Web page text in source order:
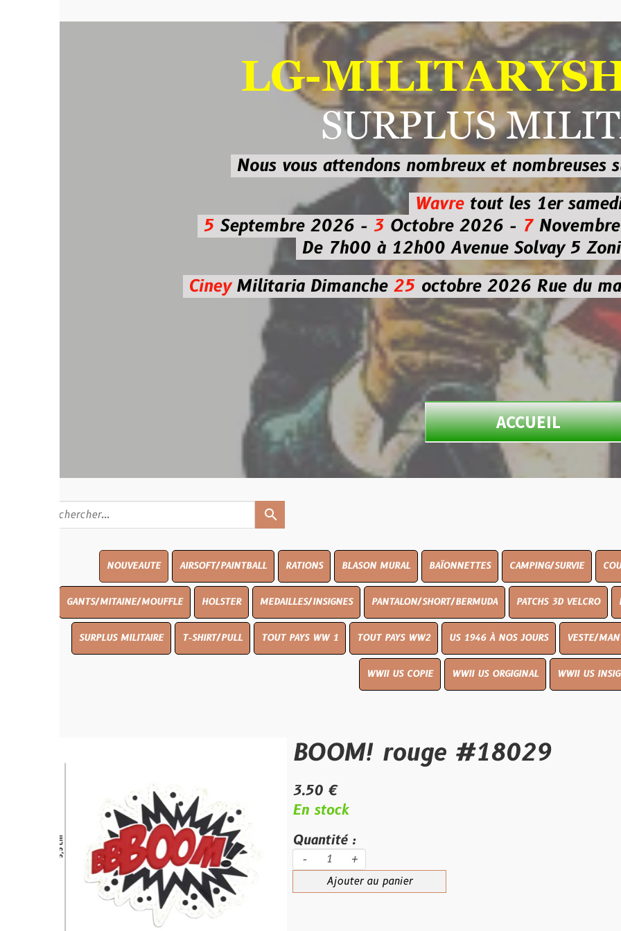
LG-
SURPLUS
Nous vous attendons nombreux et nombreusessur les
Wavre
tout les 1er samedi
Septembre 2026 -3Octobre 2026 - 7Novembre 2026
De 7h00 à 12h00 Avenue Solvay 5 Zoning
MilitariaDimanche25octobre 2026Rue du marché
ACCUEIL
AIRSOFT/PAINTBALL RATIONS BLASON MURAL BAÏONNETTES CAMPING/SURVIE COUTELLERIE
GANTS/MITAINE/MOUFFLE HOLSTER MEDAILLES/INSIGNES PANTALON/SHORT/BERMUDA PATCHS 3D VELCRO PEINTURE
SURPLUS MILITAIRE T-SHIRT/PULL TOUT PAYS WW 1 TOUT PAYS WW2 US 1946 À NOS JOURS VESTE/MANTEAU
WWII US COPIE WWII US ORGIGINAL WWII US INSIGNES
BOOM! rouge #18029
En stock
Quantité :
-
Ajouter au panier